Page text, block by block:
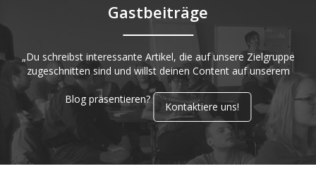
Gastbeiträge
„Du schreibst interessante Artikel, die auf unsere Zielgruppe
zugeschnitten sind und willst deinen Content auf unserem
Blog präsentieren?
Kontaktiere uns!